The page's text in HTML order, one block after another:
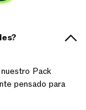
Pack
pensado para